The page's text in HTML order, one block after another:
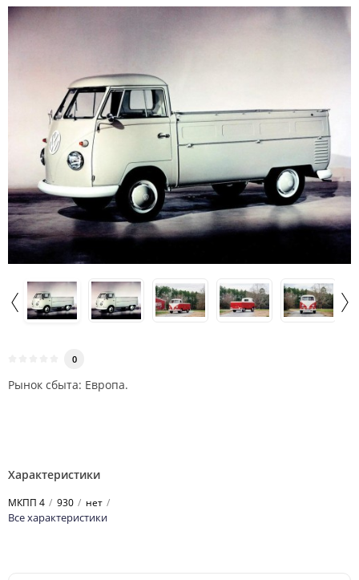
0
Рынок сбыта: Европа.
Характеристики
МКПП 4 930 нет
Все характеристики